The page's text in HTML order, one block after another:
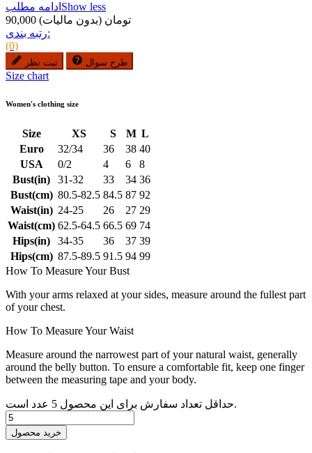
ادامه مطلب Show less
90,000 تومان (بدون مالیات)
رتبه بندی:
(0)
ثبت نظر طرح سوال
Size chart
Women's clothing size
Size XS S M L
Euro
32/34 36 38 40
USA
0/2 4 6
8
Bust(in)
31-32 33 34 36
Bust(cm) 80.5-82.5 84.5 87 92
Waist(in) 24-25 26 27 29
Waist(cm) 62.5-64.5 66.5 69 74
Hips(in)
34-35 36 37 39
Hips(cm) 87.5-89.5 91.5 94 99
How To Measure Your Bust
With your arms relaxed at your sides, measure around the fullest part
of your chest.
How To Measure Your Waist
Measure around the narrowest part of your natural waist, generally
around the belly button. To ensure a comfortable fit, keep one finger
between the measuring tape and your body.
حداقل تعداد سفارش برای این محصول 5 عدد است.
خرید محصول